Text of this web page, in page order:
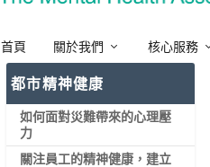
首頁 關於我們 核心服務
都市精神健康
如何面對災難帶來的心理壓
力
關注員工的精神健康，建立